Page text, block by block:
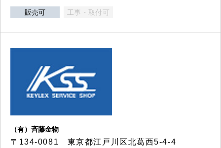
販売可 工事・取付可
（有）斉藤金物
〒134-0081 東京都江戸川区北葛西5-4-4